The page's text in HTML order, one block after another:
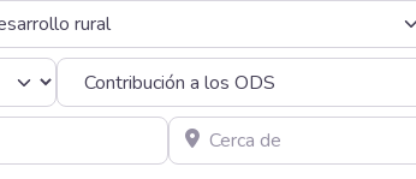
Cerca de